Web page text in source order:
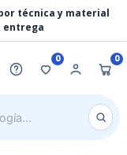
técnica y material
entrega
0 0